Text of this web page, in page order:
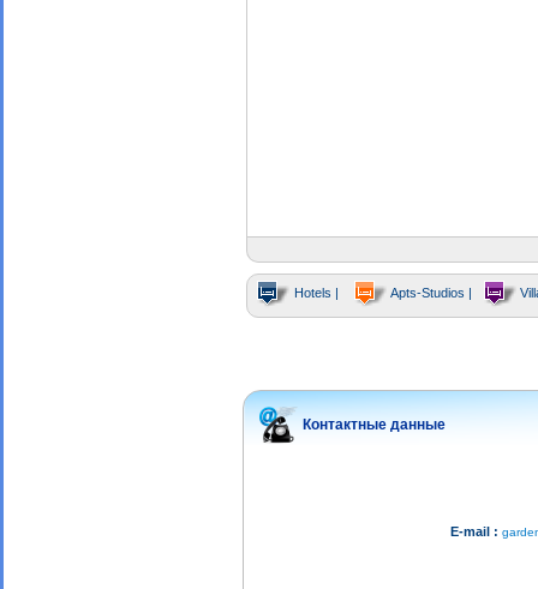
Hotels | Apts-Studios |
Контактные данные
E-mail :